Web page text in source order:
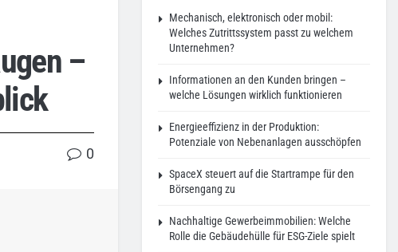
–
0
Mechanisch, elektronisch oder mobil:
Welches Zutrittssystem passt zu welchem
Unternehmen?
Informationen an den Kunden bringen –
welche Lösungen wirklich funktionieren
Energieeffizienz in der Produktion:
Potenziale von Nebenanlagen ausschöpfen
SpaceX steuert auf die Startrampe für den
Börsengang zu
Nachhaltige Gewerbeimmobilien: Welche
Rolle die Gebäudehülle für ESG-Ziele spielt